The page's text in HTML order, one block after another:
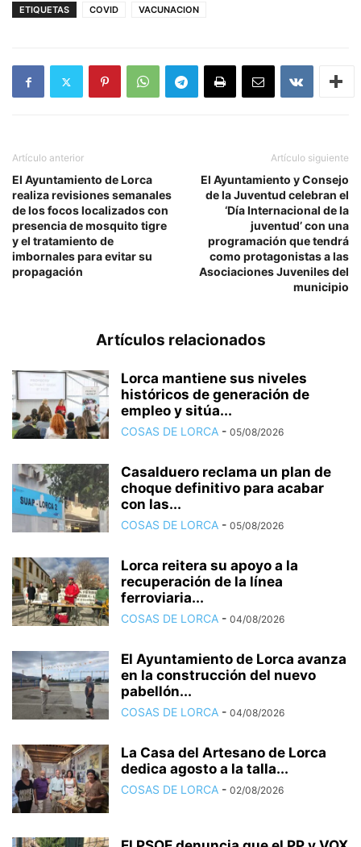
ETIQUETAS COVID VACUNACION
Artículo anterior
El Ayuntamiento de Lorca
realiza revisiones semanales
de los focos localizados con
presencia de mosquito tigre
y el tratamiento de
imbornales para evitar su
propagación
Artículo siguiente
El Ayuntamiento y Consejo
de la Juventud celebran el
‘Día Internacional de la
juventud’ con una
programación que tendrá
como protagonistas a las
Asociaciones Juveniles del
municipio
Artículos relacionados
Lorca mantiene sus niveles
históricos de generación de
empleo y sitúa...
COSAS DE LORCA - 05/08/2026
Casalduero reclama un plan de
choque definitivo para acabar
con las...
COSAS DE LORCA - 05/08/2026
Lorca reitera su apoyo a la
recuperación de la línea
ferroviaria...
COSAS DE LORCA - 04/08/2026
El Ayuntamiento de Lorca avanza
en la construcción del nuevo
pabellón...
COSAS DE LORCA - 04/08/2026
La Casa del Artesano de Lorca
dedica agosto a la talla...
COSAS DE LORCA - 02/08/2026